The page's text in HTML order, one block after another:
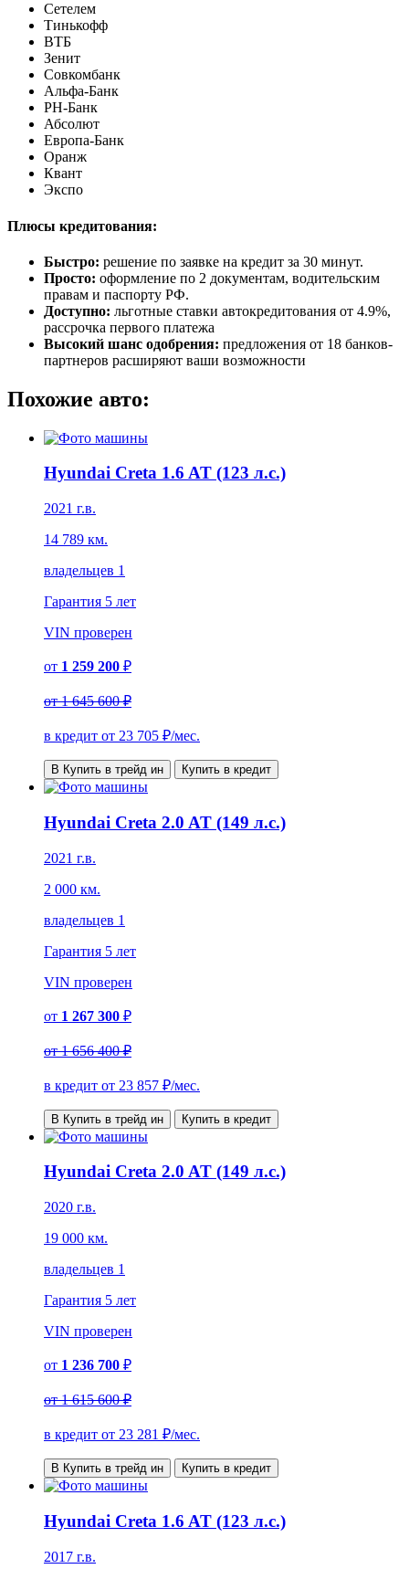
Сетелем
Тинькофф
ВТБ
Зенит
Совкомбанк
Альфа-Банк
РН-Банк
Абсолют
Европа-Банк
Оранж
Квант
Экспо
Плюсы кредитования:
Быстро: решение по заявке на кредит за 30 минут.
Просто: оформление по 2 документам, водительским
правам и паспорту РФ.
Доступно: льготные ставки автокредитования от 4.9%,
рассрочка первого платежа
Высокий шанс одобрения: предложения от 18 банков-
партнеров расширяют ваши возможности
Похожие авто:
Hyundai Creta 1.6 AT (123 л.с.)
2021 г.в.
14 789 км.
владельцев 1
Гарантия 5 лет
VIN проверен
от 1 259 200 ₽
от1 645 600 ₽
в кредит от 23 705 ₽/мес.
В Купить в трейд ин Купить в кредит
Hyundai Creta 2.0 AT (149 л.с.)
2021 г.в.
2 000 км.
владельцев 1
Гарантия 5 лет
VIN проверен
от 1 267 300 ₽
от1 656 400 ₽
в кредит от 23 857 ₽/мес.
В Купить в трейд ин Купить в кредит
Hyundai Creta 2.0 AT (149 л.с.)
2020 г.в.
19 000 км.
владельцев 1
Гарантия 5 лет
VIN проверен
от 1 236 700 ₽
от1 615 600 ₽
в кредит от 23 281 ₽/мес.
В Купить в трейд ин Купить в кредит
Hyundai Creta 1.6 AT (123 л.с.)
2017 г.в.